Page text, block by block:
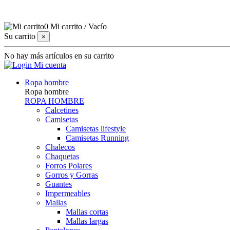
0 Mi carrito /Vacío
Su carrito
×
No hay más artículos en su carrito
Mi cuenta
Ropa hombre
Ropa hombre
ROPA HOMBRE
Calcetines
Camisetas
Camisetas lifestyle
Camisetas Running
Chalecos
Chaquetas
Forros Polares
Gorros y Gorras
Guantes
Impermeables
Mallas
Mallas cortas
Mallas largas